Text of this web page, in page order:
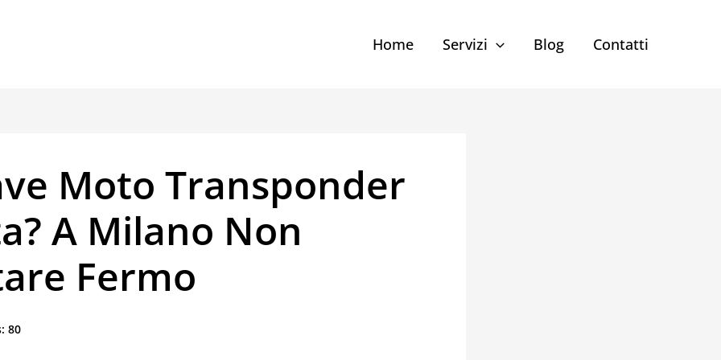
Home Servizi Blog Contatti
Moto Transponder
A Milano Non
Fermo
80